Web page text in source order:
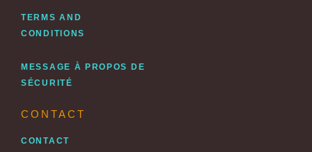
TERMS AND
CONDITIONS
MESSAGE À PROPOS DE
SÉCURITÉ
CONTACT
CONTACT